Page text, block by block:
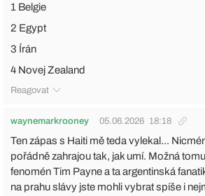
1 Belgie
2 Egypt
3 Írán
4 Novej Zealand
Reagovat
waynemarkrooney 05.06.2026 18:18
Ten zápas s Haiti mě teda vylekal...
pořádně zahrajou tak, jak umí. Možná
fenomén Tim Payne a ta argentinská
na prahu slávy jste mohli vybrat spíše i